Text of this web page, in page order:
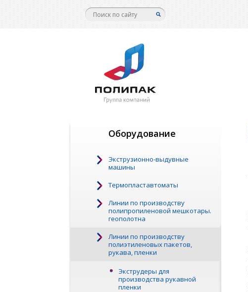
Оборудование
Экструзионно-выдувные
машины
Термопластавтоматы
Линии по производству
полипропиленовой мешкотары.
геополотна
Линии по производству
полиэтиленовых пакетов,
рукава, пленки
Экструдеры для
производства рукавной
пленки